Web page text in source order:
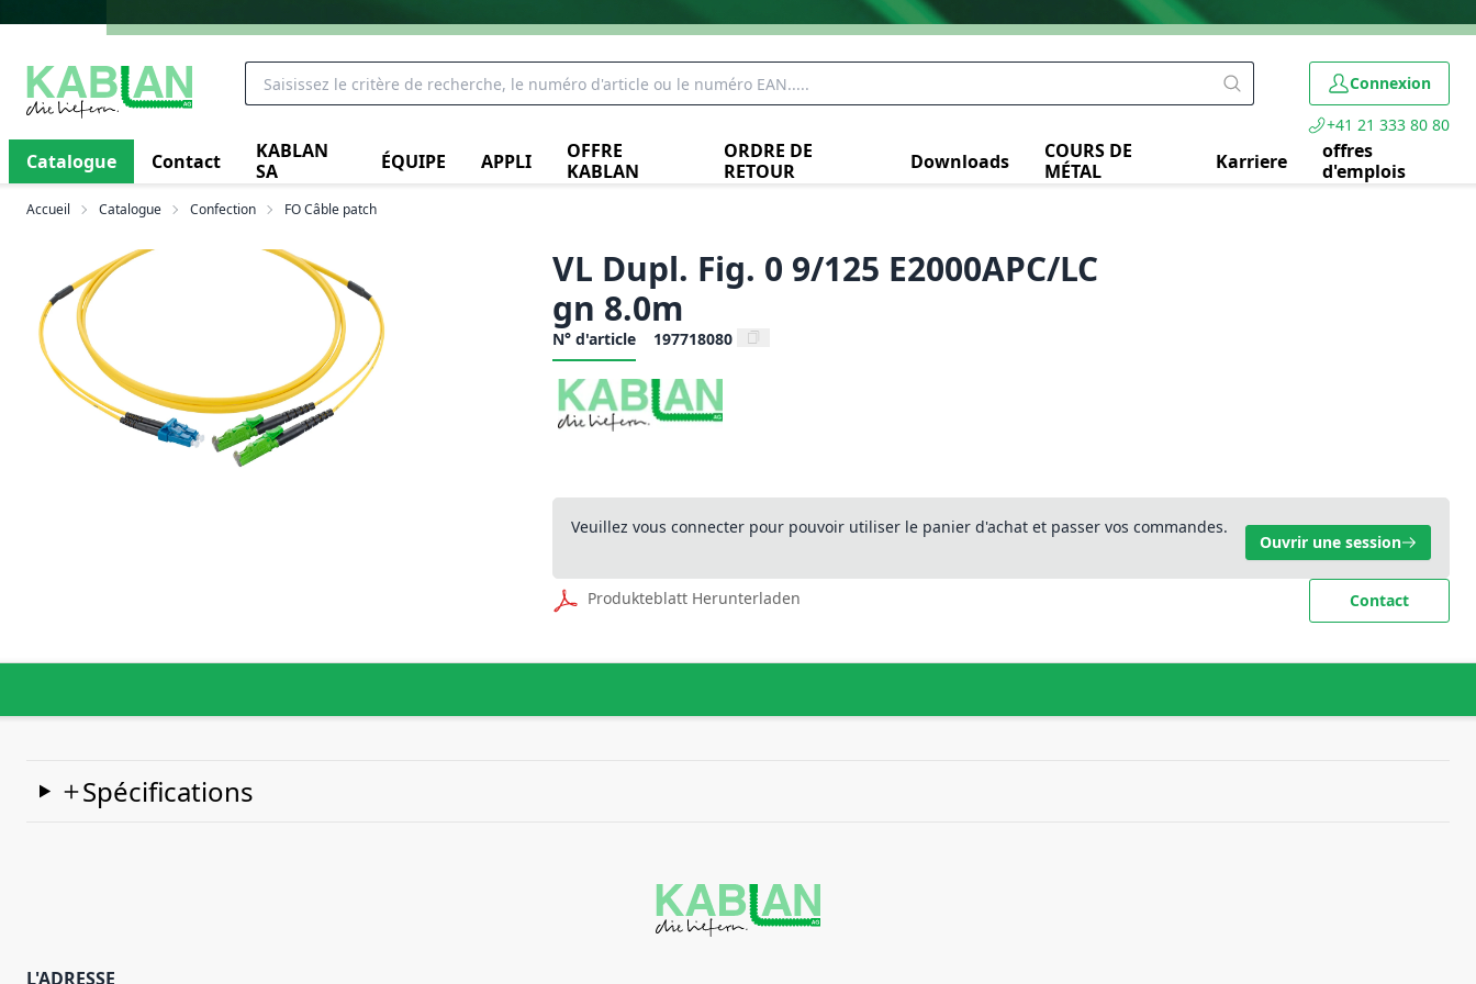
Connexion
+41 21 333 80 80
Catalogue Contact
KABLAN
SA
ÉQUIPE APPLI
OFFRE
KABLAN
ORDRE DE
RETOUR
Downloads
COURS DE
MÉTAL
Karriere
offres
d'emplois
Accueil Catalogue Confection FO Câble patch
VL Dupl. Fig. 0 9/125 E2000APC/LC
gn 8.0m
N° d'article 197718080
Veuillez vous connecter pour pouvoir utiliser le panier d'achat et passer vos commandes.
Ouvrir une session
Produkteblatt Herunterladen Contact
Spécifications
L'ADRESSE